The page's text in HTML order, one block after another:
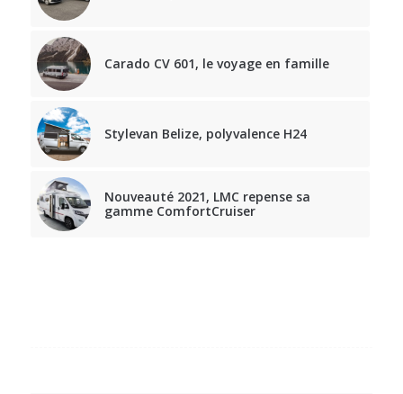
Carado CV 601, le voyage en famille
Stylevan Belize, polyvalence H24
Nouveauté 2021, LMC repense sa
gamme ComfortCruiser